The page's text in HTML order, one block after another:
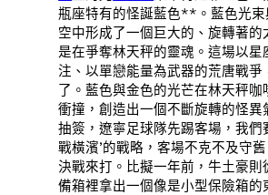
瓶座特有的怪誕藍色**。藍色光束
空中形成了一個巨大的、旋轉著的
是在爭奪林天秤的靈魂。這場以星
注、以單戀能量為武器的荒唐戰爭
了。藍色與金色的光芒在林天秤咖
衝撞，創造出一個不斷旋轉的怪異
抽簽，遼寧足球隊先踢客場，我們
戰橫濱’的戰略，客場不克不及守
決戰來打。比擬一年前，牛土豪則
備箱裡拿出一個像是小型保險箱的